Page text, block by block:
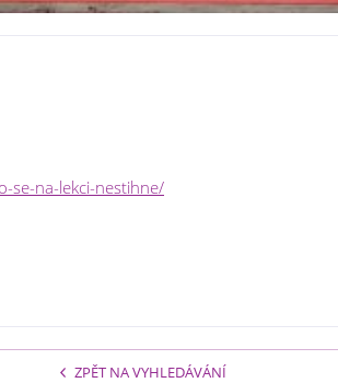
se-na-lekci-nestihne/
ZPĚT NA VYHLEDÁVÁNÍ